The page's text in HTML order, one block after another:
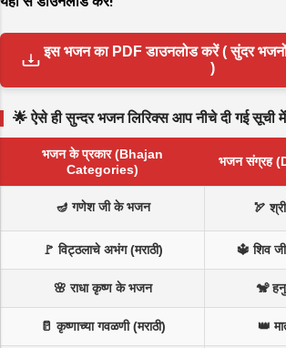
इस भजन का PDF डाउनलोड करें ( सुंदर
)
🌟 ऐसे ही सुन्दर भजन लिरिक्स आप नीचे दी गई
भजन के प्रकार (Bhajan
Categories)
भजन संग्रह
🪔 गणेश जी के भजन 🏹
🚩 विट्ठलाचे अभंग (मराठी) 🔱 शिव
🌸 राधा कृष्ण के भजन 🐒
🥛 कृष्णाच्या गवळणी (मराठी) 👑